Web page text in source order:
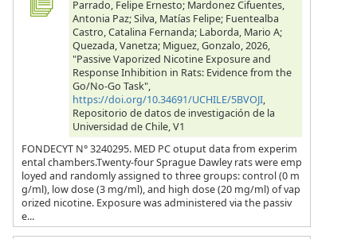
Parrado, Felipe Ernesto; Mardonez Cifuentes,
Antonia Paz; Silva, Matías Felipe; Fuentealba
Castro, Catalina Fernanda; Laborda, Mario A;
Quezada, Vanetza; Miguez, Gonzalo, 2026,
"Passive Vaporized Nicotine Exposure and
Response Inhibition in Rats: Evidence from the
Go/No-Go Task",
https://doi.org/10.34691/UCHILE/5BVOJI,
Repositorio de datos de investigación de la
Universidad de Chile, V1
FONDECYT N° 3240295. MED PC otuput data from experim
ental chambers.Twenty-four Sprague Dawley rats were emp
loyed and randomly assigned to three groups: control (0 m
g/ml), low dose (3 mg/ml), and high dose (20 mg/ml) of vap
orized nicotine. Exposure was administered via the passiv
e...